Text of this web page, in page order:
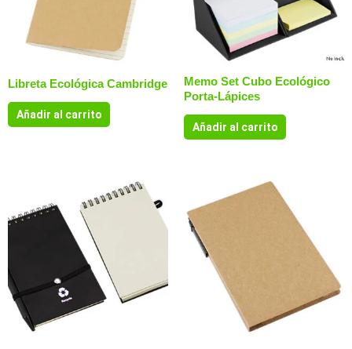
Libreta Ecológica Cambridge
Añadir al carrito
Memo Set Cubo Ecológico
Porta-Lápices
Añadir al carrito